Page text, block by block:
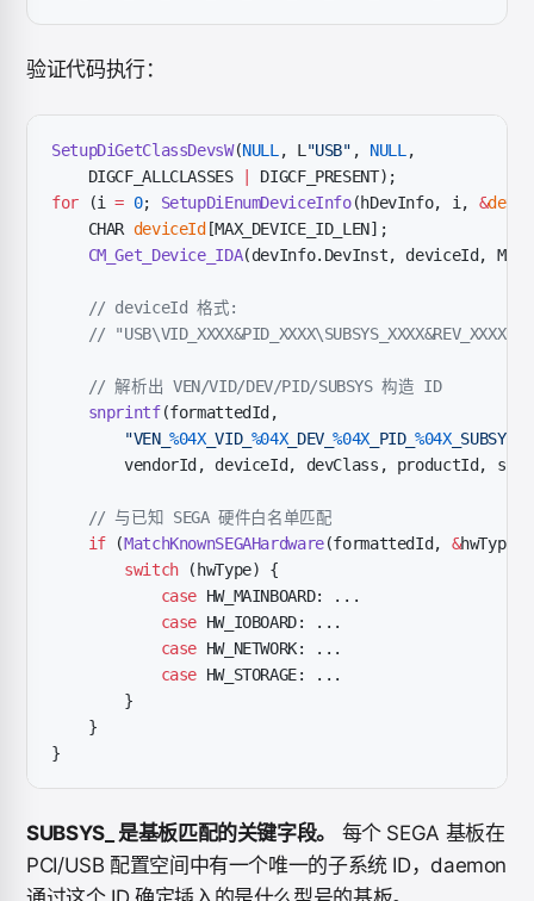
验证代码执行：
SetupDiGetClassDevsW(NULL , L "USB" , NULL ,
    DIGCF_ALLCLASSES
DIGCF_PRESENT);
for (i = 0; SetupDiEnumDeviceInfo(hDevInfo, i, &
    CHAR
deviceId [MAX_DEVICE_ID_LEN];
    CM_Get_Device_IDA
(devInfo.DevInst, deviceId,
    // deviceId 格式:
//
    // 解析出 VEN/VID/DEV/PID/SUBSYS 构造 ID
    snprintf
(formattedId,
        "VEN_
%04X_VID_ %04X_DEV_%04X_PID_%04X_SUBSYS_
vendorId, deviceId, devClass, productId,
    // 与已知 SEGA 硬件白名单匹配
    if
(MatchKnownSEGAHardware(formattedId, &
        switch
(hwType) {
            case
HW_MAINBOARD: ...
            case
HW_IOBOARD: ...
            case
HW_NETWORK: ...
            case
HW_STORAGE: ...
        }
    }
}
SUBSYS_ 是基板匹配的关键字段。
每个 SEGA 基板在
PCI/USB 配置空间中有一个唯一的子系统 ID，daemon